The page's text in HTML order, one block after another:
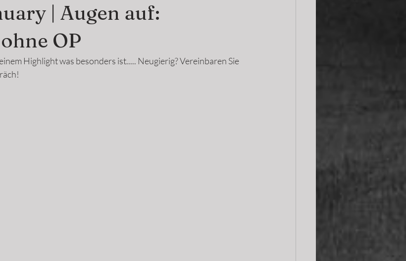
| Augen auf:
OP
Highlight was besonders ist..... Neugierig? Vereinbaren Sie